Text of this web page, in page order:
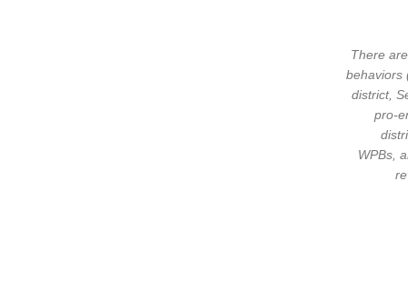
There
behaviors
district,
pro-
WPBs,